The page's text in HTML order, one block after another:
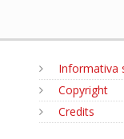
Informativa
Copyright
Credits